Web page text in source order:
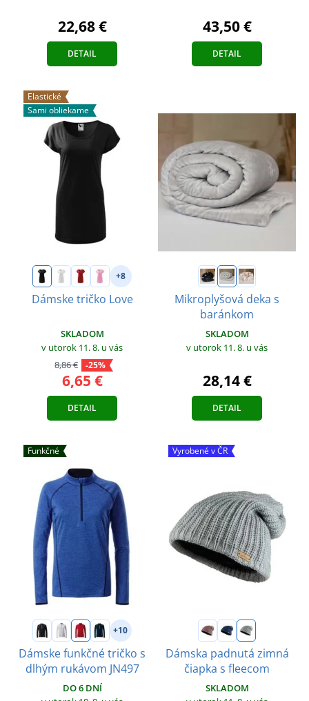
22,68 €
DETAIL
43,50 €
DETAIL
Elastické
Sami obliekame
+8
Dámske tričko Love
SKLADOM
v utorok 11. 8. u vás
8,86 €
-25%
6,65 €
DETAIL
Mikroplyšová deka s
baránkom
SKLADOM
v utorok 11. 8. u vás
28,14 €
DETAIL
Funkčné
+10
Dámske funkčné tričko s
dlhým rukávom JN497
DO 6 DNÍ
Vyrobené v ČR
Dámska padnutá zimná
čiapka s fleecom
SKLADOM